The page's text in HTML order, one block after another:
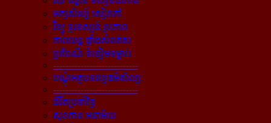
អក្សសិល្ប៍ សៀវភៅ
វិទ្យុ ទូរទស្សន៍ រូបភាព
ភាពយន្ដ ផ្ទាំងសំពត់ស
ប្រពៃណី ទំនៀមទម្លាប់
----------------------------
បណ្ដុំអត្ថបទវប្បធម៌សិល្បៈ
----------------------------
ជីវិតប្រចាំថ្ងៃ
សុខភាព អនាម័យ